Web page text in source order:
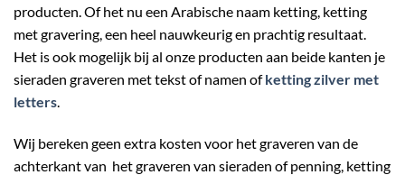
producten. Of het nu een Arabische naam ketting, ketting
met gravering, een heel nauwkeurig en prachtig resultaat.
Het is ook mogelijk bij al onze producten aan beide kanten je
sieraden graveren met tekst of namen of ketting zilver met
letters.
Wij bereken geen extra kosten voor het graveren van de
achterkant van het graveren van sieraden of penning, ketting